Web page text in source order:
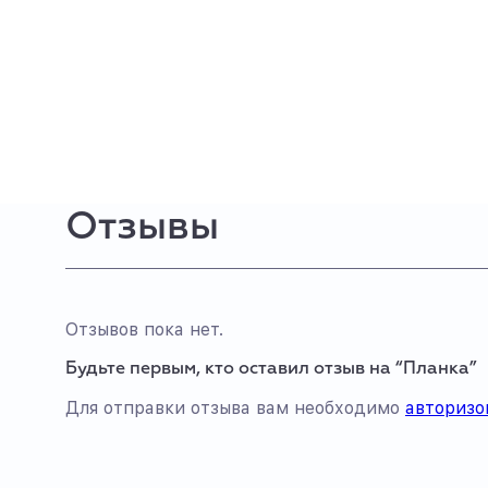
Отзывы
Отзывов пока нет.
Будьте первым, кто оставил отзыв на “Планка”
Для отправки отзыва вам необходимо